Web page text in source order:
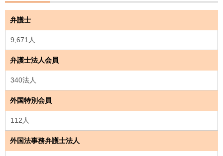
弁護士
9,671人
弁護士法人会員
340法人
外国特別会員
112人
外国法事務弁護士法人